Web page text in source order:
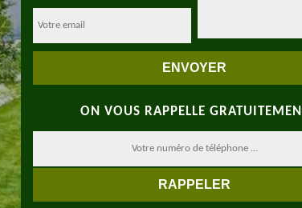
ON VOUS RAPPELLE